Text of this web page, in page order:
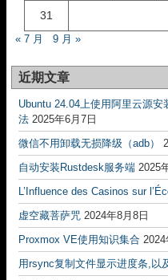
31
« 7 月 9 月 »
近期文章
Ubuntu 24.04上使用阿里云源
法 2025年6月7日
微信不用卸载无损降级（adb）
自动安装Rustdesk服务端 2025
L’Influence des Casinos sur
虚空藏菩萨咒 2024年8月8日
Proxmox VE使用知识集合 2024
用rsync复制文件显示进度条,以